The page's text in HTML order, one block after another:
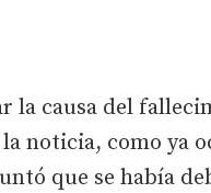
la causa del
noticia, como ya
que se había